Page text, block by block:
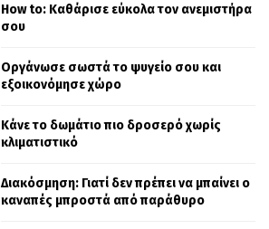
o
r
How to: Καθάρισε εύκολα τον ανεμιστήρα
σου
Οργάνωσε σωστά το ψυγείο σου και
εξοικονόμησε χώρο
Κάνε το δωμάτιο πιο δροσερό χωρίς
κλιματιστικό
Διακόσμηση: Γιατί δεν πρέπει να μπαίνει ο
καναπές μπροστά από παράθυρο